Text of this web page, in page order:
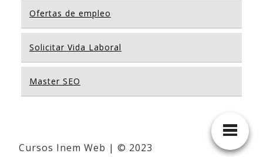
Ofertas de empleo
Solicitar Vida Laboral
Master SEO
Cursos Inem Web | © 2023